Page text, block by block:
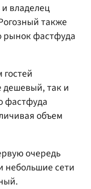
владелец
также
рынок фастфуда
дешевый, так и
фастфуда
объем
очередь
небольшие сети